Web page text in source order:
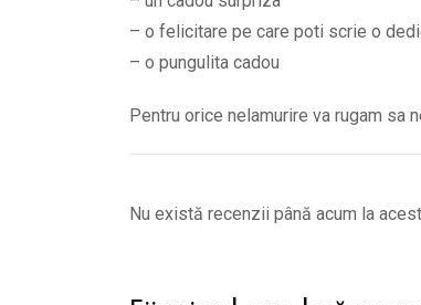
– o felicitare pe care poti scrie o
– o pungulita cadou
Pentru orice nelamurire va rugam sa
Nu există recenzii până acum la